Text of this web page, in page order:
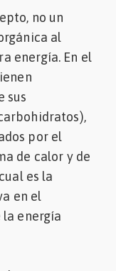
no un
al
energía. En el
sus
por el
de calor y de
es la
en el
energía